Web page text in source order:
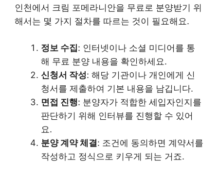
인천에서 크림 포메라니안을 무료로 분양받기 위
해서는 몇 가지 절차를 따르는 것이 필요해요.
정보 수집: 인터넷이나 소셜 미디어를 통
해 무료 분양 내용을 확인하세요.
신청서 작성: 해당 기관이나 개인에게 신
청서를 제출하여 기본 내용을 남깁니다.
면접 진행: 분양자가 적합한 세입자인지를
판단하기 위해 인터뷰를 진행할 수 있어
요.
분양 계약 체결 : 조건에 동의하면 계약서를
작성하고 정식으로 키우게 되는 거죠.